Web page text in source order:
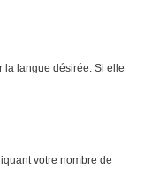
la langue désirée. Si elle
votre nombre de